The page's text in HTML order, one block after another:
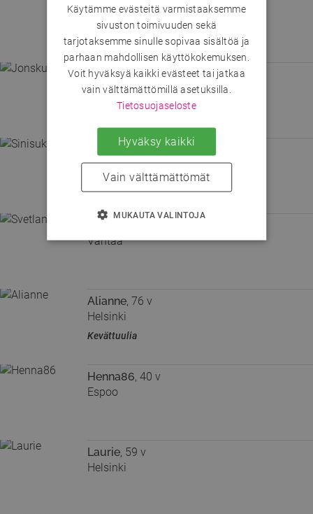
Helsinki
Jonsku_ , 42 v
Espoo
Sinisukka , 65 v
Helsinki
Kiva mies hakusessa
Vantaa
Alianne, 76 v
Helsinki
Kevättuulia
Henna86, 40 v
Espoo
Laurie, 59 v
Helsinki
Käytämme evästeitä varmistaaksemme
sivuston toimivuuden sekä
tarjotaksemme sinulle sopivaa sisältöä ja
parhaan mahdollisen käyttökokemuksen.
Voit hyväksyä kaikki evästeet tai jatkaa
vain välttämättömillä asetuksilla.
Tietosuojaseloste
Hyväksy kaikki
Vain välttämättömät
MUKAUTA VALINTOJA